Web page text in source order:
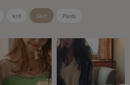
knit Skirt Pants